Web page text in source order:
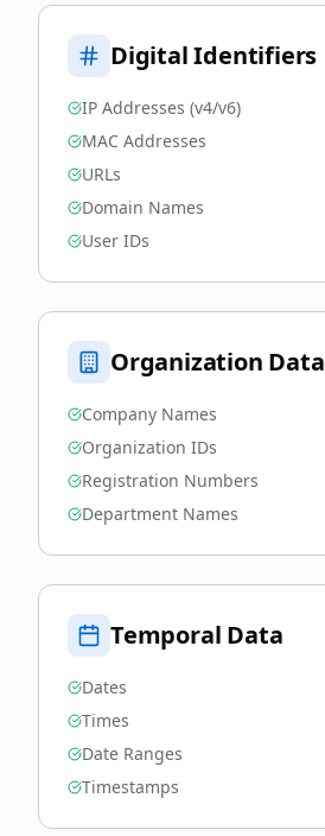
Digital Identifiers
IP Addresses (v4/v6)
MAC Addresses
URLs
Domain Names
User IDs
Organization Data
Company Names
Organization IDs
Registration Numbers
Department Names
Temporal Data
Dates
Times
Date Ranges
Timestamps